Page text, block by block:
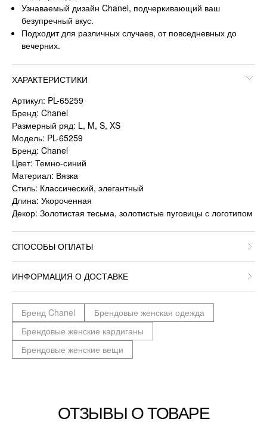
Узнаваемый дизайн Chanel, подчеркивающий ваш
безупречный вкус.
Подходит для различных случаев, от повседневных до
вечерних.
ХАРАКТЕРИСТИКИ
Артикул: PL-65259
Бренд: Chanel
Размерный ряд: L, M, S, XS
Модель: PL-65259
Бренд: Chanel
Цвет: Темно-синий
Материал: Вязка
Стиль: Классический, элегантный
Длина: Укороченная
Декор: Золотистая тесьма, золотистые пуговицы с логотипом
СПОСОБЫ ОПЛАТЫ
ИНФОРМАЦИЯ О ДОСТАВКЕ
Бренд Chanel
Брендовые женская одежда
Брендовые женские кардиганы
Брендовые женские вещи
ОТЗЫВЫ О ТОВАРЕ